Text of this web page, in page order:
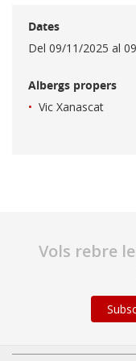
Dates
Del 09/11/2025 al
Albergs propers
Vic Xanascat
Vols rebre